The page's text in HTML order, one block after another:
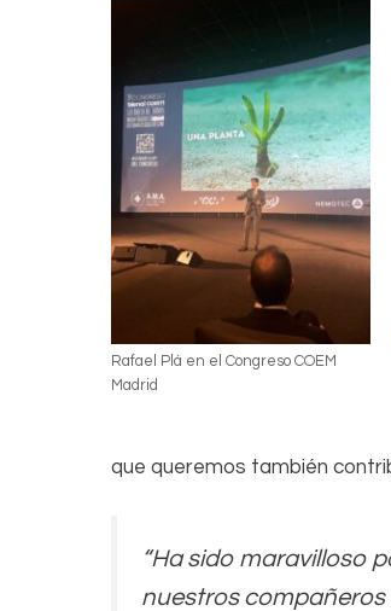
Rafael Plá en el Congreso COEM
Madrid
que queremos también
“Ha sido maravilloso
nuestros compañeros